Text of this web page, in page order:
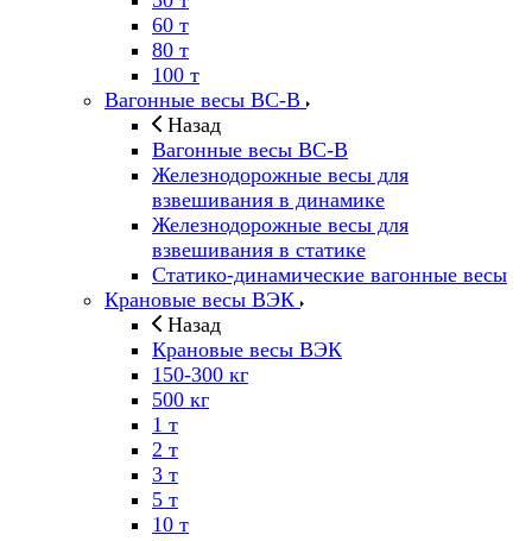
60 т
80 т
100 т
Вагонные весы ВС-В
Назад
Вагонные весы ВС-В
Железнодорожные весы для
взвешивания в динамике
Железнодорожные весы для
взвешивания в статике
Статико-динамические вагонные весы
Крановые весы ВЭК
Назад
Крановые весы ВЭК
150-300 кг
500 кг
1 т
2 т
3 т
5 т
10 т